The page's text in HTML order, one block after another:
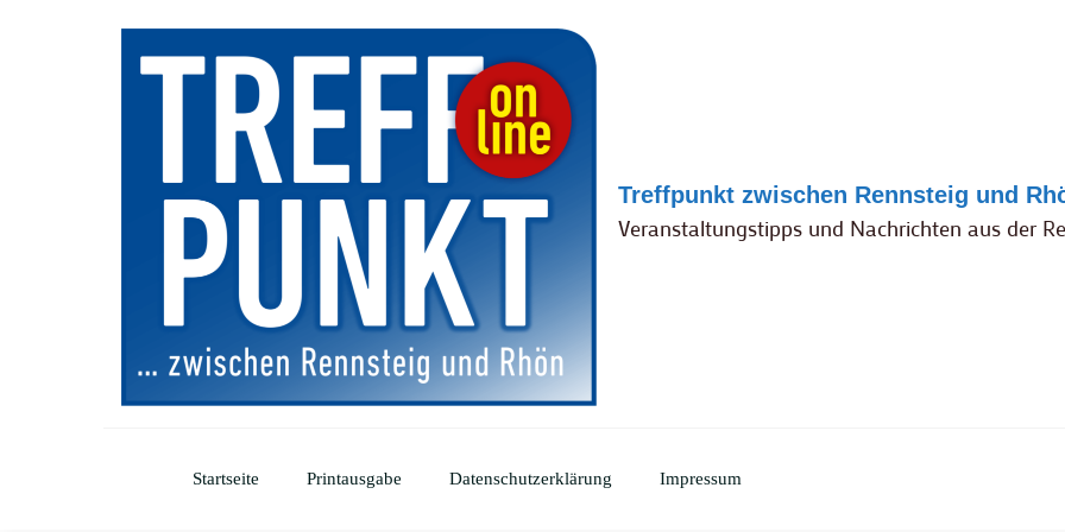
Treffpunkt zwischen Rennsteig und
Veranstaltungstipps und Nachrichten aus der
Startseite Printausgabe Datenschutzerklärung Impressum